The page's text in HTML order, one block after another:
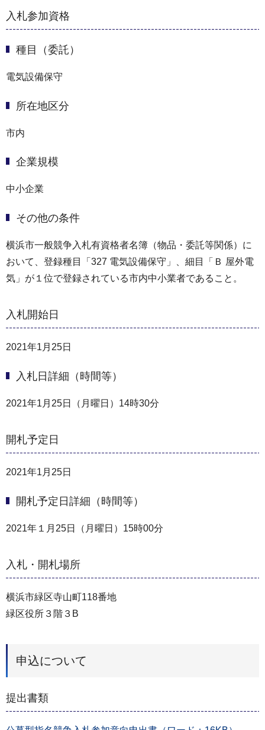
入札参加資格
種目（委託）
電気設備保守
所在地区分
市内
企業規模
中小企業
その他の条件
横浜市一般競争入札有資格者名簿（物品・委託等関係）に
おいて、登録種目「327 電気設備保守」、細目「Ｂ 屋外電
気」が１位で登録されている市内中小業者であること。
入札開始日
2021年1月25日
入札日詳細（時間等）
2021年1月25日（月曜日）14時30分
開札予定日
2021年1月25日
開札予定日詳細（時間等）
2021年１月25日（月曜日）15時00分
入札・開札場所
横浜市緑区寺山町118番地
緑区役所３階３B
申込について
提出書類